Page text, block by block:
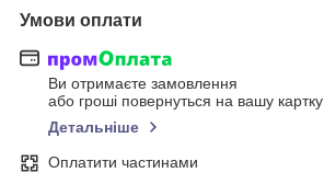
Умови оплати
Ви отримаєте замовлення
або гроші повернуться на вашу картку
Детальніше
Оплатити частинами